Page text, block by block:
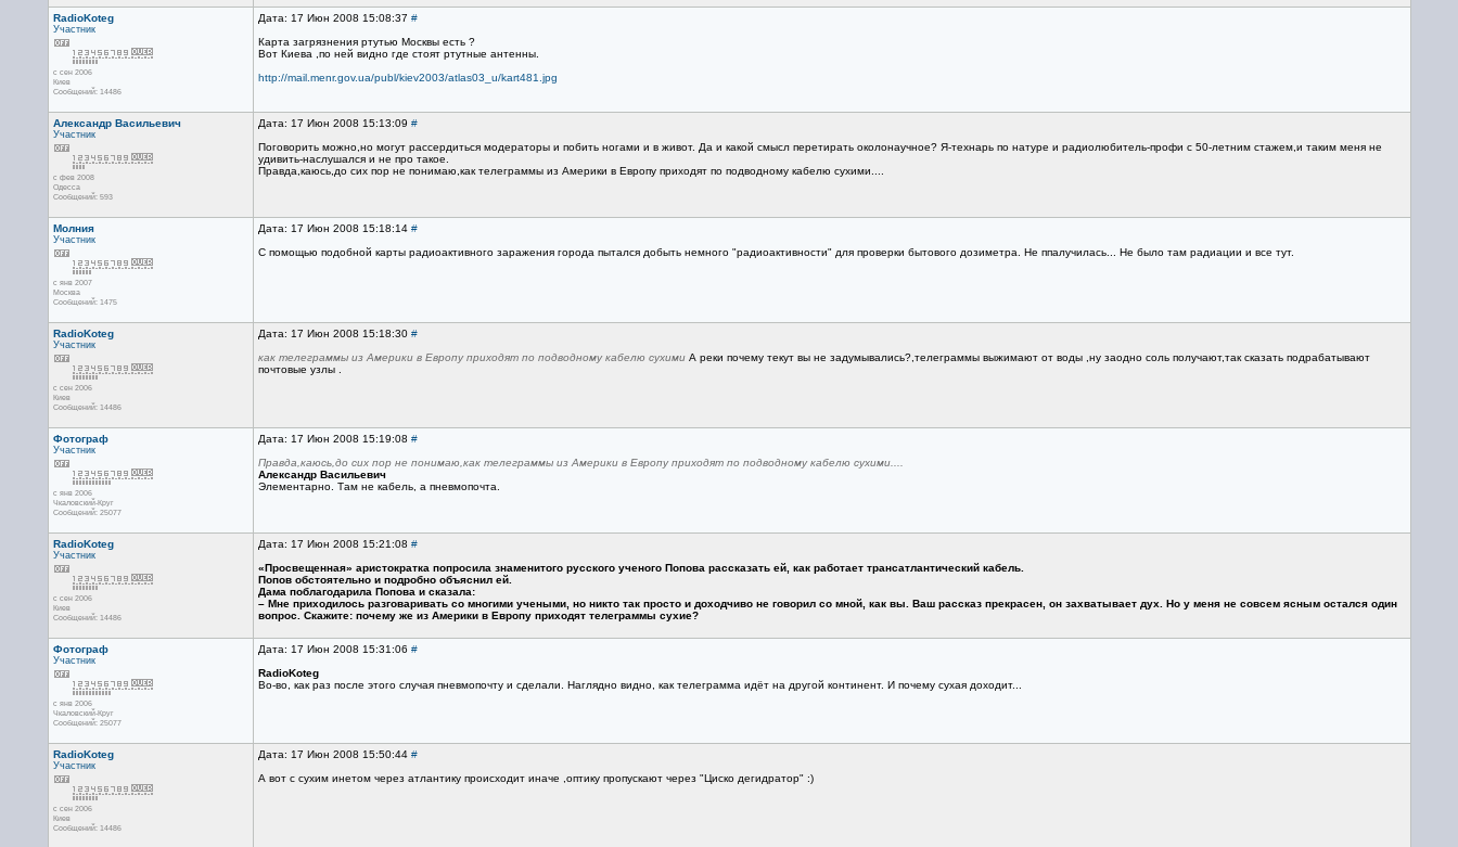
RadioKoteg
Участник
с сен 2006
Киев
Сообщений: 14486
Дата: 17 Июн 2008 15:08:37 #
Карта загрязнения ртутью Москвы есть ?
Вот Киева ,по ней видно где стоят ртутные антенны.
http://mail.menr.gov.ua/publ/kiev2003/atlas03_u/kart481.jpg
Александр Васильевич
Участник
с фев 2008
Одесса
Сообщений: 593
Дата: 17 Июн 2008 15:13:09 #
Поговорить можно,но могут рассердиться модераторы и побить ногами и в живот. Да и какой смысл перетирать околонаучное? Я-технарь по натуре и радиолюбитель-профи с 50-летним стажем,и таким меня не
удивить-наслушался и не про такое.
Правда,каюсь,до сих пор не понимаю,как телеграммы из Америки в Европу приходят по подводному кабелю сухими....
Молния
Участник
с янв 2007
Москва
Сообщений: 1475
Дата: 17 Июн 2008 15:18:14 #
С помощью подобной карты радиоактивного заражения города пытался добыть немного "радиоактивности" для проверки бытового дозиметра. Не ппалучилась... Не было там радиации и все тут.
RadioKoteg
Участник
с сен 2006
Киев
Сообщений: 14486
Дата: 17 Июн 2008 15:18:30 #
как телеграммы из Америки в Европу приходят по подводному кабелю сухимиА реки почему текут вы не задумывались?,телеграммы выжимают от воды ,ну заодно соль получают,так сказать подрабатывают
почтовые узлы .
Фотограф
Участник
с янв 2006
Чкаловский-Круг
Сообщений: 25077
Дата: 17 Июн 2008 15:19:08 #
Правда,каюсь,до сих пор не понимаю,как телеграммы из Америки в Европу приходят по подводному кабелю сухими....
Александр Васильевич
Элементарно. Там не кабель, а пневмопочта.
RadioKoteg
Участник
с сен 2006
Киев
Сообщений: 14486
Дата: 17 Июн 2008 15:21:08 #
«Просвещенная» аристократка попросила знаменитого русского ученого Попова рассказать ей, как работает трансатлантический кабель.
Попов обстоятельно и подробно объяснил ей.
Дама поблагодарила Попова и сказала:
– Мне приходилось разговаривать со многими учеными, но никто так просто и доходчиво не говорил со мной, как вы. Ваш рассказ прекрасен, он захватывает дух. Но у меня не совсем ясным остался один
вопрос. Скажите: почему же из Америки в Европу приходят телеграммы сухие?
Фотограф
Участник
с янв 2006
Чкаловский-Круг
Сообщений: 25077
Дата: 17 Июн 2008 15:31:06 #
RadioKoteg
Во-во, как раз после этого случая пневмопочту и сделали. Наглядно видно, как телеграмма идёт на другой континент. И почему сухая доходит...
RadioKoteg
Участник
с сен 2006
Киев
Сообщений: 14486
Дата: 17 Июн 2008 15:50:44 #
А вот с сухим инетом через атлантику происходит иначе ,оптику пропускают через "Циско дегидратор" :)